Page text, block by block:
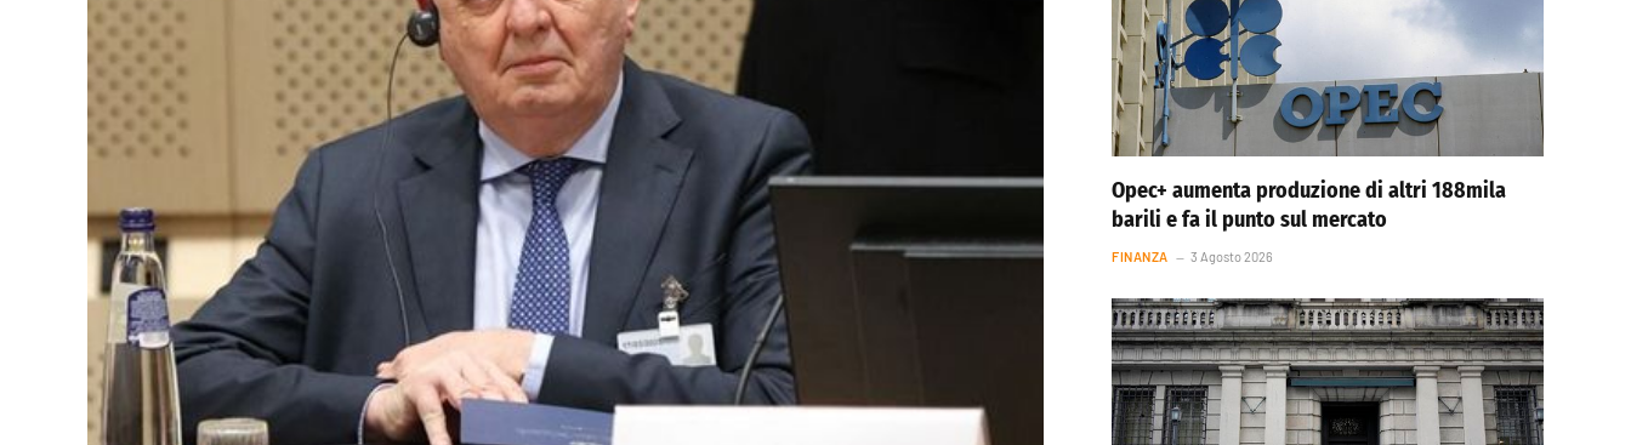
Opec+ aumenta produzione di altri 188mila
barili e fa il punto sul mercato
FINANZA 3 Agosto 2026